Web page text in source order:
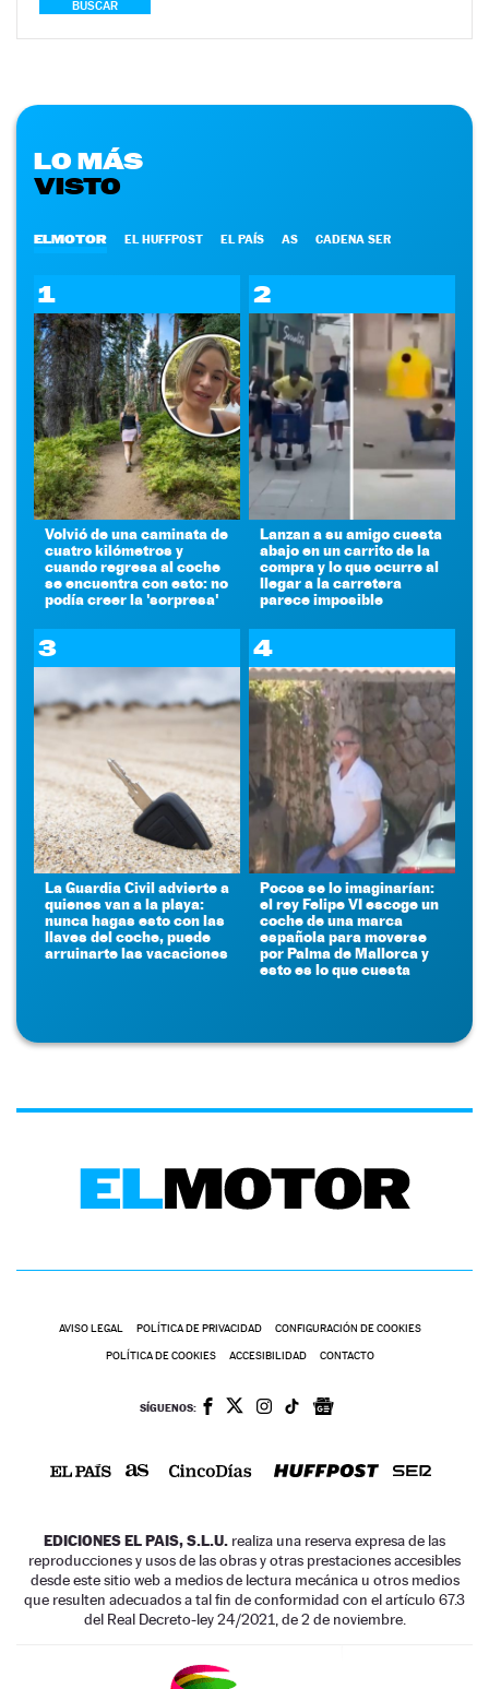
BUSCAR
LO MÁS
VISTO
ELMOTOR EL HUFFPOST EL PAÍS AS CADENA SER
1
Volvió de una caminata de
cuatro kilómetros y
cuando regresa al coche
se encuentra con esto: no
podía creer la 'sorpresa'
2
Lanzan a su amigo cuesta
abajo en un carrito de la
compra y lo que ocurre al
llegar a la carretera
parece imposible
3
La Guardia Civil advierte a
quienes van a la playa:
nunca hagas esto con las
llaves del coche, puede
arruinarte las vacaciones
4
Pocos se lo imaginarían:
el rey Felipe VI escoge un
coche de una marca
española para moverse
por Palma de Mallorca y
esto es lo que cuesta
AVISO LEGAL POLÍTICA DE PRIVACIDAD CONFIGURACIÓN DE COOKIES
POLÍTICA DE COOKIES ACCESIBILIDAD CONTACTO
SÍGUENOS:
EDICIONES EL PAIS, S.L.U. realiza una reserva expresa de las
reproducciones y usos de las obras y otras prestaciones accesibles
desde este sitio web a medios de lectura mecánica u otros medios
que resulten adecuados a tal fin de conformidad con el artículo 67.3
del Real Decreto-ley 24/2021, de 2 de noviembre.